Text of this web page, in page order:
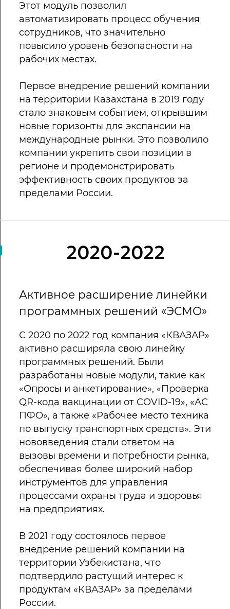
Этот модуль позволил
автоматизировать процесс обучения
сотрудников, что значительно
повысило уровень безопасности на
рабочих местах.
Первое внедрение решений компании
на территории Казахстана в 2019 году
стало знаковым событием, открывшим
новые горизонты для экспансии на
международные рынки. Это позволило
компании укрепить свои позиции в
регионе и продемонстрировать
эффективность своих продуктов за
пределами России.
2020-2022
Активное расширение линейки
программных решений «ЭСМО»
С 2020 по 2022 год компания «КВАЗАР»
активно расширяла свою линейку
программных решений. Были
разработаны новые модули, такие как
«Опросы и анкетирование», «Проверка
QR-кода вакцинации от COVID-19», «АС
ПФО», а также «Рабочее место техника
по выпуску транспортных средств». Эти
нововведения стали ответом на
вызовы времени и потребности рынка,
обеспечивая более широкий набор
инструментов для управления
процессами охраны труда и здоровья
на предприятиях.
В 2021 году состоялось первое
внедрение решений компании на
территории Узбекистана, что
подтвердило растущий интерес к
продуктам «КВАЗАР» за пределами
России.